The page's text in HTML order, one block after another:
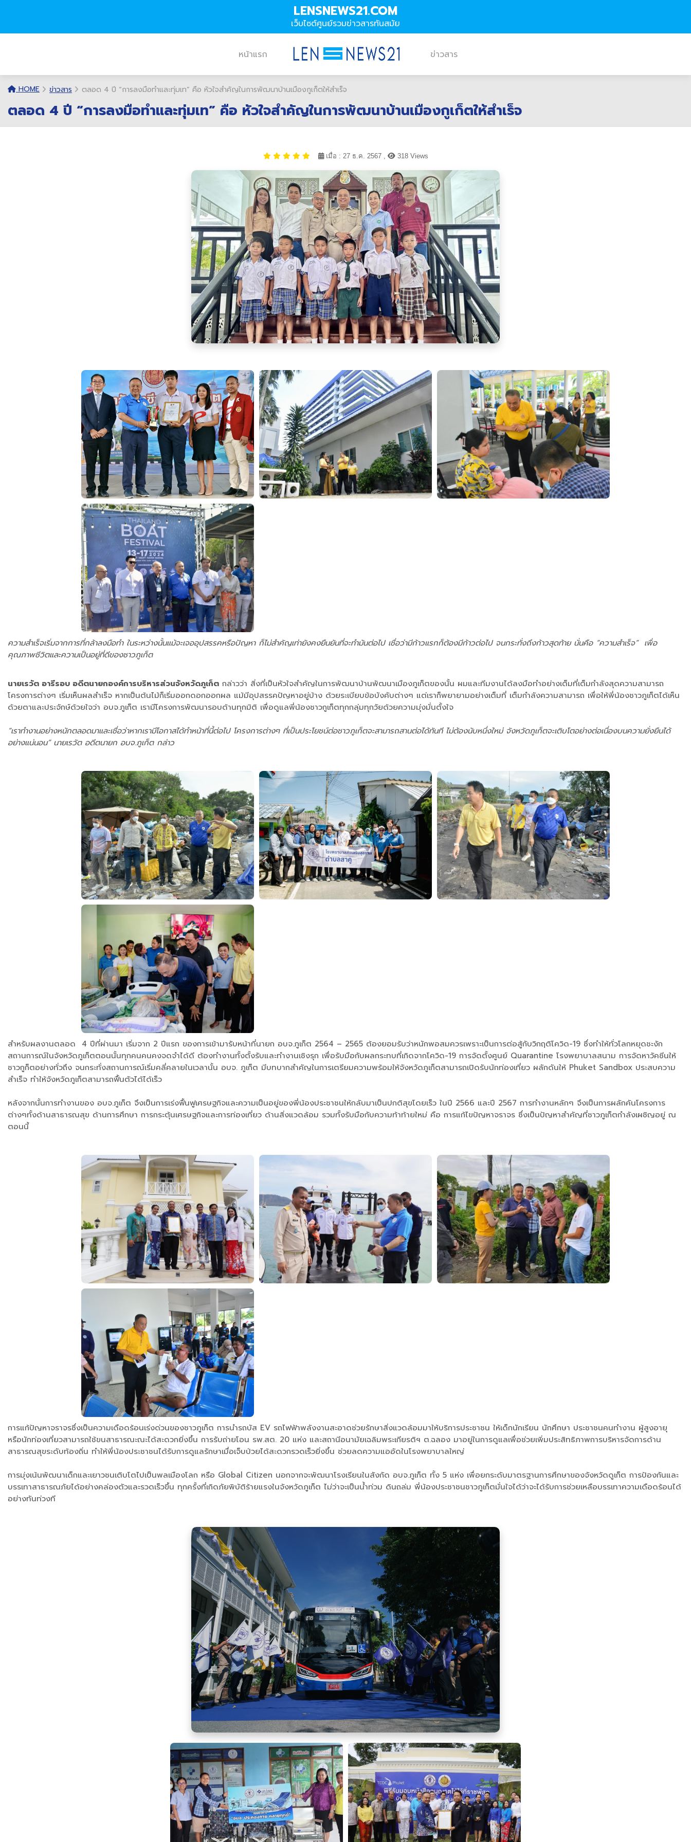
LENSNEWS21.COM
เว็บไซต์ศูนย์รวมข่าวสารทันสมัย
หน้าแรก ข่าวสาร
HOME ข่าวสาร ตลอด 4 ปี “การลงมือทำและทุ่มเท” คือ หัวใจสำคัญในการพัฒนาบ้านเมืองกูเก็ตให้สำเร็จ
ตลอด 4 ปี “การลงมือทำและทุ่มเท” คือ หัวใจสำคัญในการพัฒนาบ้านเมืองกูเก็ตให้สำเร็จ
เมื่อ : 27 ธ.ค. 2567 , 318 Views
ความสำเร็จเริ่มจากการที่กล้าลงมือทำ ในระหว่างนั้นแม้จะเจออุปสรรคหรือปัญหา ก็ไม่สำคัญเท่ายังคงยืนยันที่จะทำมันต่อไป เชื่อว่ามีก้าวแรกก็ต้องมีก้าวต่อไป จนกระทั่งถึงก้าวสุดท้าย นั่นคือ “ความสำเร็จ” เพื่อ
คุณภาพชีวิตและความเป็นอยู่ที่ดีของชาวภูเก็ต
นายเรวัต อารีรอบ อดีตนายกองค์การบริหารส่วนจังหวัดภูเก็ต กล่าวว่า สิ่งที่เป็นหัวใจสำคัญในการพัฒนาบ้านพัฒนาเมืองภูเก็ตของนั้น ผมและทีมงานได้ลงมือทำอย่างเต็มที่เต็มกำลังสุดความสามารถ
โครงการต่างๆ เริ่มเห็นผลสำเร็จ หากเป็นต้นไม้ก็เริ่มออกดอกออกผล แม้มีอุปสรรคปัญหาอยู่บ้าง ด้วยระเบียบข้อบังคับต่างๆ แต่เราก็พยายามอย่างเต็มที่ เต็มกำลังความสามารถ เพื่อให้พี่น้องชาวภูเก็ตได้เห็น
ด้วยตาและประจักษ์ด้วยใจว่า อบจ.ภูเก็ต เรามีโครงการพัฒนารอบด้านทุกมิติ เพื่อดูแลพี่น้องชาวกูเก็ตทุกกลุ่มทุกวัยด้วยความมุ่งมั่นตั้งใจ
“เราทำงานอย่างหนักตลอดมาและเชื่อว่าหากเรามีโอกาสได้ทำหน้าที่นี้ต่อไป โครงการต่างๆ ที่เป็นประโยชน์ต่อชาวภูเก็ตจะสามารถสานต่อได้ทันที ไม่ต้องนับหนึ่งใหม่ จังหวัดภูเก็ตจะเติบโตอย่างต่อเนื่องบนความยั่งยืนได้
อย่างแน่นอน” นายเรวัต อดีตนายก อบจ.ภูเก็ต กล่าว
สำหรับผลงานตลอด 4 ปีที่ผ่านมา เริ่มจาก 2 ปีแรก ของการเข้ามารับหน้าที่นายก อบจ.ภูเก็ต 2564 – 2565 ต้องยอมรับว่าหนักพอสมควรเพราะเป็นการต่อสู้กับวิกฤติโควิด-19 ซึ่งทำให้ทั่วโลกหยุดชะงัก
สถานการณ์ในจังหวัดภูเก็ตตอนนั้นทุกคนคนคงจดจำได้ดี ต้องทำงานทั้งตั้งรับและทำงานเชิงรุก เพื่อรับมือกับผลกระทบที่เกิดจากโควิด-19 การจัดตั้งศูนย์ Quarantine โรงพยาบาลสนาม การจัดหาวัคซีนให้
ชาวกูก็ตอย่างทั่วถึง จนกระทั่งสถานการณ์เริ่มคลี่คลายในเวลานั้น อบจ. ภูเก็ต มีบทบากสำคัญในการเตรียมความพร้อมให้จังหวัดภูเก็ตสามารถเปิดรับนักท่องเที่ยว ผลักดันให้ Phuket Sandbox ประสบความ
สำเร็จ ทำให้จังหวัดภูเก็ตสามารถฟื้นตัวได้ได้เร็ว
หลังจากนั้นการทำงานของ อบจ.ภูเก็ต จึงเป็นการเร่งฟื้นฟูเศรษฐกิจและความเป็นอยู่ของพี่น้องประชาชนให้กลับมาเป็นปกติสุขโดยเร็ว ในปี 2566 และปี 2567 การทำงานหลักๆ จึงเป็นการผลักคันโครงการ
ต่างๆทั้งด้านสาธารณสุข ด้านการศึกษา การกระตุ้นเศรษฐกิจและการท่องเที่ยว ด้านสิ่งแวดล้อม รวมทั้งรับมือกับความท้าท้ายใหม่ คือ การแก้ไขปัญหาจราจร ซึ่งเป็นปัญหาสำคัญที่ชาวภูเก็ตกำลังเผชิญอยู่ ณ
ตอนนี้
การแก้ปัญหาจราจรซึ่งเป็นความเดือดร้อนเร่งด่วนของชาวภูเก็ต การนำรถบัส EV รถไฟฟ้าพลังงานสะอาดช่วยรักษาสิ่งแวดล้อมมาให้บริการประชาชน ให้เด็กนักเรียน นักศึกษา ประชาชนคนทำงาน ผู้สูงอายุ
หรือนักท่องเที่ยวสามารถใช้ขนสาธารณะณะได้สะดวกยิ่งขึ้น การรับถ่ายโอน รพ.สต. 20 แห่ง และสถานีอนามัยเฉลิมพระเกียรติฯ ต.ฉลอง มาอยู่ในการดูแลเพื่อช่วยเพิ่มประสิทธิภาพการบริหารจัดการด้าน
สาธารณสุขระดับท้องถิ่น ทำให้พี่น้องประชาชนได้รับการดูแลรักษาเมื่อเจ็บป่วยได้สะดวกรวดเร็วยิ่งขึ้น ช่วยลดความแออัดในโรงพยาบาลใหญ่
การมุ่งเน้นพัฒนาเด็กและเยาวชนเติบโตไปเป็นพลเมืองโลก หรือ Global Citizen นอกจากจะพัฒนาโรงเรียนในสังกัด อบจ.ภูเก็ต ทั้ง 5 แห่ง เพื่อยกระดับมาตรฐานการศึกษาของจังหวัดดูเก็ต การป้องกันและ
บรรเทาสาธารณภัยได้อย่างคล่องตัวและรวดเร็วขึ้น ทุกครั้งที่เกิดภัยพิบัติร้ายแรงในจังหวัดภูเก็ต ไม่ว่าจะเป็นน้ำท่วม ดินถล่ม พี่น้องประชาชนชาวภูเก็ตมั่นใจได้ว่าจะได้รับการช่วยเหลือบรรเทาความเดือดร้อนได้
อย่างทันท่วงที